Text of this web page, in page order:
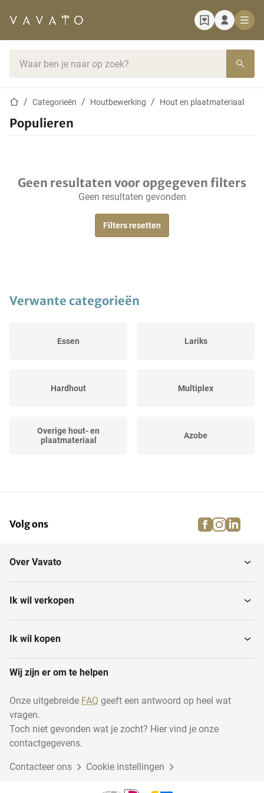
StartpaginaCategorieën Houtbewerking Hout en plaatmateriaal
Populieren
Geen resultaten voor opgegeven filters
Geen resultaten gevonden
Filters resetten
Verwante categorieën
Essen Lariks
Hardhout Multiplex
Overige hout- en
plaatmateriaal
Azobe
Iroko
Eiken balken en
Douglas
Kersen
Volg ons facebook
Over Vavato
Ik wil verkopen
Ik wil kopen
Wij zijn er om te helpen
Onze uitgebreide FAQ geeft een antwoord op heel wat
vragen.
Toch niet gevonden wat je zocht? Hier vind je onze
contactgegevens.
Contacteer ons Cookie instellingen